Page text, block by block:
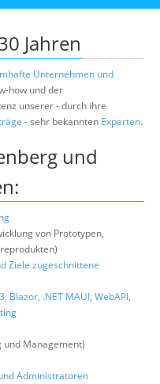
Jahren
Unternehmen und
how und der
unserer - durch ihre
- sehr bekannten Experten.
und
von Prototypen,
Ziele zugeschnittene
Blazor, .NET MAUI, WebAPI,
Management)
Administratoren